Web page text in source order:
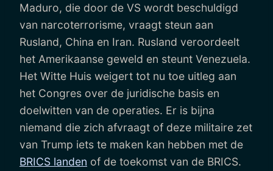
Maduro, die door de VS wordt beschuldigd
van narcoterrorisme, vraagt steun aan
Rusland, China en Iran. Rusland veroordeelt
het Amerikaanse geweld en steunt Venezuela.
Het Witte Huis weigert tot nu toe uitleg aan
het Congres over de juridische basis en
doelwitten van de operaties. Er is bijna
niemand die zich afvraagt of deze militaire zet
van Trump iets te maken kan hebben met de
BRICS landen of de toekomst van de BRICS.